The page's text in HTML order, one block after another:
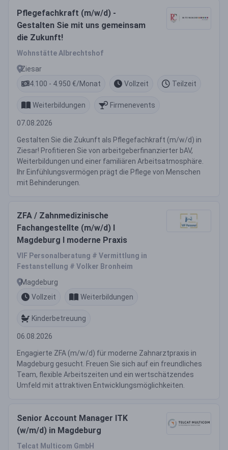
Pflegefachkraft (m/w/d) -
Gestalten Sie mit uns gemeinsam
die Zukunft!
Wohnstätte Albrechtshof
Ziesar
4.100 - 4.950 €/Monat
Vollzeit Teilzeit
Weiterbildungen Firmenevents
07.08.2026
Gestalten Sie die Zukunft als Pflegefachkraft (m/w/d) in
Ziesar! Profitieren Sie von arbeitgeberfinanzierter bAV,
Weiterbildungen und einer familiären Arbeitsatmosphäre.
Ihr Einfühlungsvermögen prägt die Pflege von Menschen
mit Behinderungen.
ZFA / Zahnmedizinische
Fachangestellte (m/w/d) I
Magdeburg I moderne Praxis
VIF Personalberatung # Vermittlung in
Festanstellung # Volker Bronheim
Magdeburg
Vollzeit
Weiterbildungen
Kinderbetreuung
06.08.2026
Engagierte ZFA (m/w/d) für moderne Zahnarztpraxis in
Magdeburg gesucht. Freuen Sie sich auf ein freundliches
Team, flexible Arbeitszeiten und ein wertschätzendes
Umfeld mit attraktiven Entwicklungsmöglichkeiten.
Senior Account Manager ITK
(w/m/d) in Magdeburg
Telcat Multicom GmbH